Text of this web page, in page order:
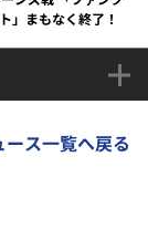
」まもなく終了！
ース一覧へ戻る